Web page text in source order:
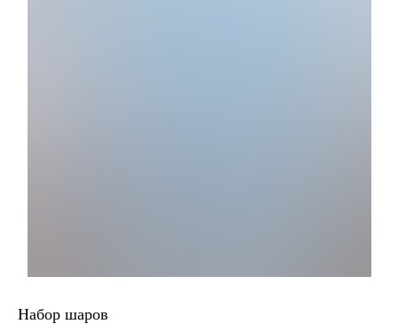
Набор шаров